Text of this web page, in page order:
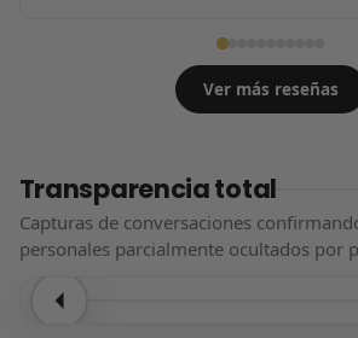
Ver más reseñas
Transparencia total
Capturas de conversaciones
personales parcialmente ocultados por